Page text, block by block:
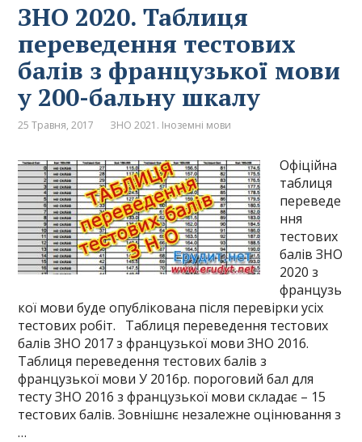
ЗНО 2020. Таблиця
переведення тестових
балів з французької мови
у 200-бальну шкалу
25 Травня, 2017 ЗНО 2021. Іноземні мови
Офіційна
таблиця
переведе
ння
тестових
балів ЗНО
2020 з
французь
кої мови буде опублікована після перевірки усіх
тестових робіт. Таблиця переведення тестових
балів ЗНО 2017 з французької мови ЗНО 2016.
Таблиця переведення тестових балів з
французької мови У 2016р. пороговий бал для
тесту ЗНО 2016 з французької мови складає – 15
тестових балів. Зовнішнє незалежне оцінювання з
…